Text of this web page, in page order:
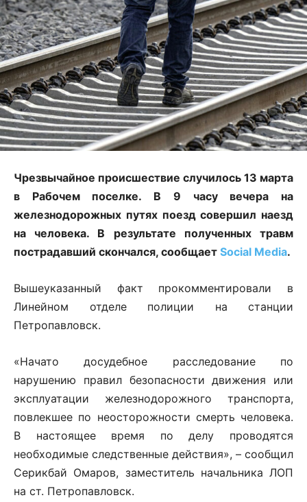
Чрезвычайное происшествие случилось 13 марта
в Рабочем поселке. В 9 часу вечера на
железнодорожных путях поезд совершил наезд
на человека. В результате полученных травм
пострадавший скончался, сообщает Social Media.
Вышеуказанный факт прокомментировали в
Линейном отделе полиции на станции
Петропавловск.
«Начато досудебное расследование по
нарушению правил безопасности движения или
эксплуатации железнодорожного транспорта,
повлекшее по неосторожности смерть человека.
В настоящее время по делу проводятся
необходимые следственные действия», – сообщил
Серикбай Омаров, заместитель начальника ЛОП
на ст. Петропавловск.